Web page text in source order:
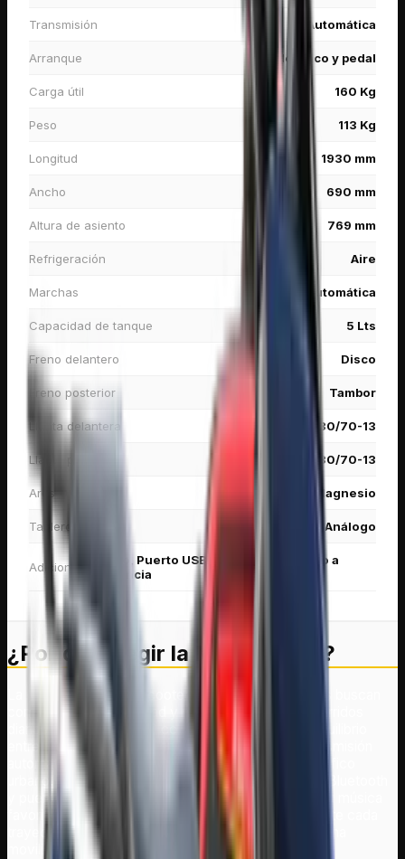
Transmisión Automática
Arranque Eléctrico y pedal
Carga útil 160 Kg
Peso 113 Kg
Longitud 1930 mm
Ancho 690 mm
Altura de asiento 769 mm
Refrigeración Aire
Marchas Automática
Capacidad de tanque 5 Lts
Freno delantero Disco
Freno posterior Tambor
Llanta delantera 130/70-13
Llanta posterior 130/70-13
Aros Magnesio
Tablero Análogo
Adicionales
Radio, Puerto USB, Alarma, Encendido a
distancia
¿Por qué elegir la MATRIX 150 ?
La Matrix 150 es una scooter diseñada para quienes buscan
comodidad, conectividad y practicidad en sus recorridos
diarios. Su motor de 150 cc ofrece un excelente equilibrio
entre rendimiento y eficiencia, mientras que su transmisión
automática facilita una conducción cómoda en el tráfico
urbano. Además, incorpora parlantes con conexión Bluetooth
y puerto de carga USB, permitiéndote disfrutar de tu música
favorita y mantener tus dispositivos cargados durante cada
trayecto. Es una opción ideal para quienes desean una
movilidad moderna, cómoda y funcional.